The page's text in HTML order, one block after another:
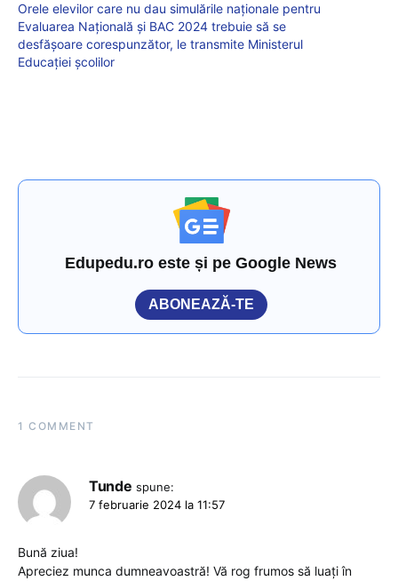
Orele elevilor care nu dau simulările naționale pentru
Evaluarea Națională și BAC 2024 trebuie să se
desfășoare corespunzător, le transmite Ministerul
Educației școlilor
Edupedu.ro este și pe Google News
ABONEAZĂ-TE
1 COMMENT
Tunde spune:
7 februarie 2024 la 11:57
Bună ziua!
Apreciez munca dumneavoastră! Vă rog frumos să luați în